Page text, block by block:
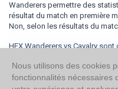
Wanderers permettre des
résultat du match en première
Non, selon les résultats du
HFX Wanderers vs Cavalry
Nous utilisons des cookies
fonctionnalités nécessaires